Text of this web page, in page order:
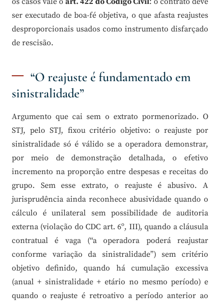
ser executado de boa-fé objetiva, o que afasta reajustes
desproporcionais usados como instrumento disfarçado
de rescisão.
“O reajuste é fundamentado em
sinistralidade”
Argumento que cai sem o extrato pormenorizado. O
STJ, pelo STJ, fixou critério objetivo: o reajuste por
sinistralidade só é válido se a operadora demonstrar,
por meio de demonstração detalhada, o efetivo
incremento na proporção entre despesas e receitas do
grupo. Sem esse extrato, o reajuste é abusivo. A
jurisprudência ainda reconhece abusividade quando o
cálculo é unilateral sem possibilidade de auditoria
externa (violação do CDC art. 6º, III), quando a cláusula
contratual é vaga (“a operadora poderá reajustar
conforme variação da sinistralidade”) sem critério
objetivo definido, quando há cumulação excessiva
(anual + sinistralidade + etário no mesmo período) e
quando o reajuste é retroativo a período anterior ao